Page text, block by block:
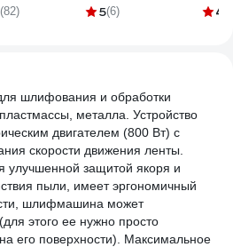
EG
(82)
200x40x40
5(6) 4.8
шлифования и обработки
металла. Устройство
двигателем (800 Вт) с
скорости движения ленты.
улучшенной защитой якоря и
пыли, имеет эргономичный
шлифмашина может
этого ее нужно просто
его поверхности). Максимальное